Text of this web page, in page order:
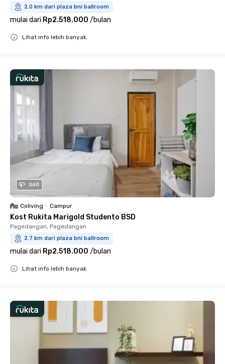
2.0 km dari plaza bni ballroom
mulai dari Rp2.518.000 /bulan
Lihat info lebih banyak
360
Coliving • Campur
Kost Rukita Marigold Studento BSD
Pagedangan, Pagedangan
2.7 km dari plaza bni ballroom
mulai dari Rp2.518.000 /bulan
Lihat info lebih banyak